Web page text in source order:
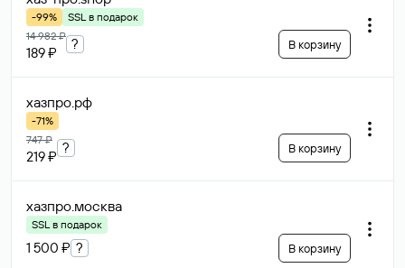
-99%
SSL в подарок
14 982 ₽
189 ₽
? В корзину
хазпро.рф
-71%
747 ₽
219 ₽
? В корзину
хазпро.москва
SSL в подарок
1 500 ₽ ? В корзину